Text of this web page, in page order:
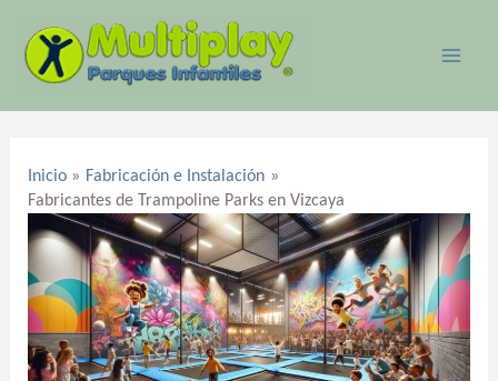
contenido
Inicio
Fabricación e Instalación
Fabricantes de Trampoline Parks en Vizcaya
entradas